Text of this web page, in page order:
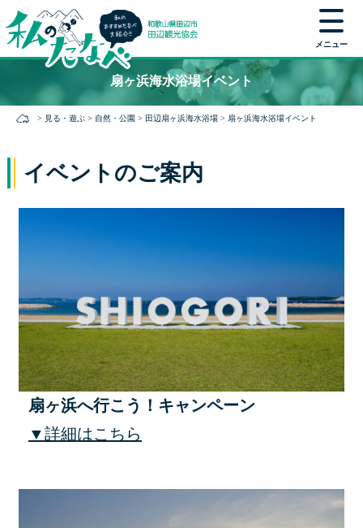
に
プ
メニュー
扇ヶ浜海水浴場イベント
> 見る・遊ぶ > 自然・公園 > 田辺扇ヶ浜海水浴場 > 扇ヶ浜海水浴場イベント
イベントのご案内
扇ヶ浜へ行こう！キャンペーン
▼詳細はこちら